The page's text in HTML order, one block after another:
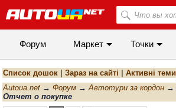
Форум Маркет Точки
Список дошок Зараз на сайті Активні теми
Autoua.net → Форум →Автотури за кордон →
Отчет о покупке